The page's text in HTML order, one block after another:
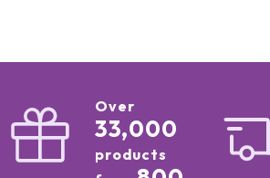
Over
33,000
products